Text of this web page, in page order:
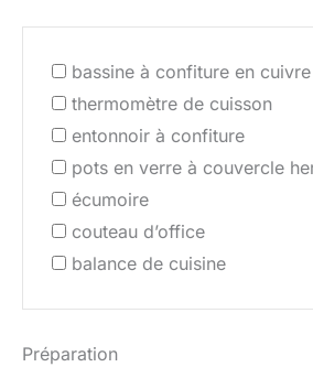
bassine à confiture en cuivre
thermomètre de cuisson
entonnoir à confiture
pots en verre à couvercle
écumoire
couteau d’office
balance de cuisine
Préparation